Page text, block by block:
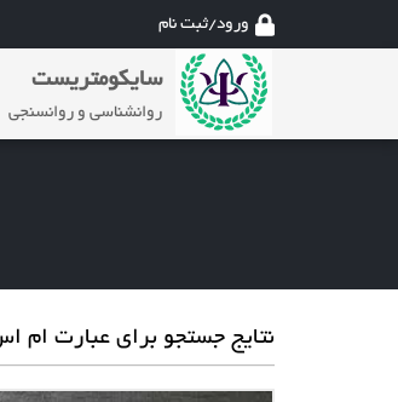
ورود/ثبت نام
سایکومتریست
روانشناسی و روانسنجی
نتایج جستجو برای عبارت ام